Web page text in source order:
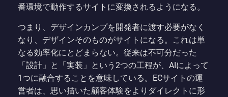
番環境で動作するサイトに変換されるようになる。
つまり、デザインカンプを開発者に渡す必要がなく
なり、デザインそのものがサイトになる。これは単
なる効率化にとどまらない。従来は不可分だった
「設計」と「実装」という2つの工程が、AIによって
1つに融合することを意味している。ECサイトの運
営者は、思い描いた顧客体験をよりダイレクトに形